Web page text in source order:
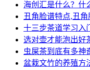
海创汇是什么？什
丑角脸谱特点,丑
十三步茶道学习入
选对壶才能泡出好
虫屎茶到底有多神
盆栽文竹的养殖方